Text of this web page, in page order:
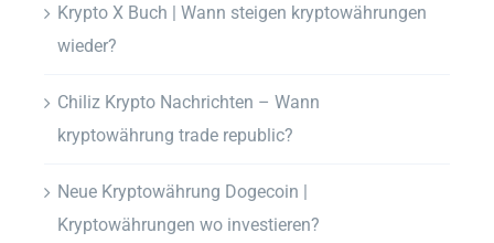
Krypto X Buch | Wann steigen kryptowährungen
wieder?
Chiliz Krypto Nachrichten – Wann
kryptowährung trade republic?
Neue Kryptowährung Dogecoin |
Kryptowährungen wo investieren?